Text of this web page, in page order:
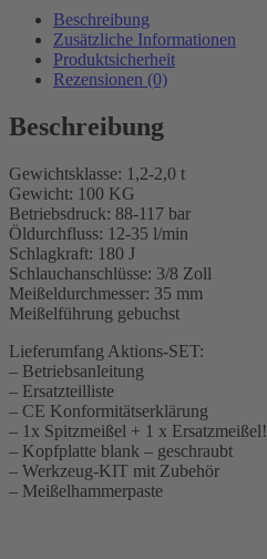
Beschreibung
Zusätzliche Informationen
Produktsicherheit
Rezensionen (0)
Beschreibung
Gewichtsklasse: 1,2-2,0 t
Gewicht: 100 KG
Betriebsdruck: 88-117 bar
Öldurchfluss: 12-35 l/min
Schlagkraft: 180 J
Schlauchanschlüsse: 3/8 Zoll
Meißeldurchmesser: 35 mm
Meißelführung gebuchst
Lieferumfang Aktions-SET:
– Betriebsanleitung
– Ersatzteilliste
– CE Konformitätserklärung
– 1x Spitzmeißel + 1 x Ersatzmeißel!
– Kopfplatte blank – geschraubt
– Werkzeug-KIT mit Zubehör
– Meißelhammerpaste